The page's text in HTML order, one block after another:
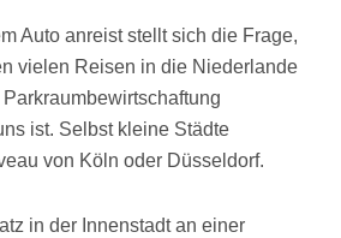
Auto anreist stellt sich die Frage,
vielen Reisen in die Niederlande
ist. Selbst kleine Städte
von Köln oder Düsseldorf.
in der Innenstadt an einer